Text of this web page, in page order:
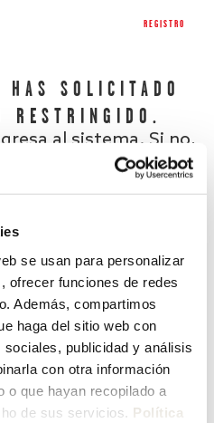
se usan para personalizar
ofrecer funciones de redes
Además, compartimos
haga del sitio web con
publicidad y análisis
con otra información
o que hayan recopilado a
de sus servicios. Política
REGISTRO
SOLICITADO
RESTRINGIDO.
al sistema. Si no,